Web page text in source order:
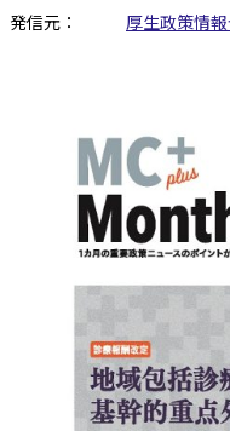
発信元： 厚生政策情